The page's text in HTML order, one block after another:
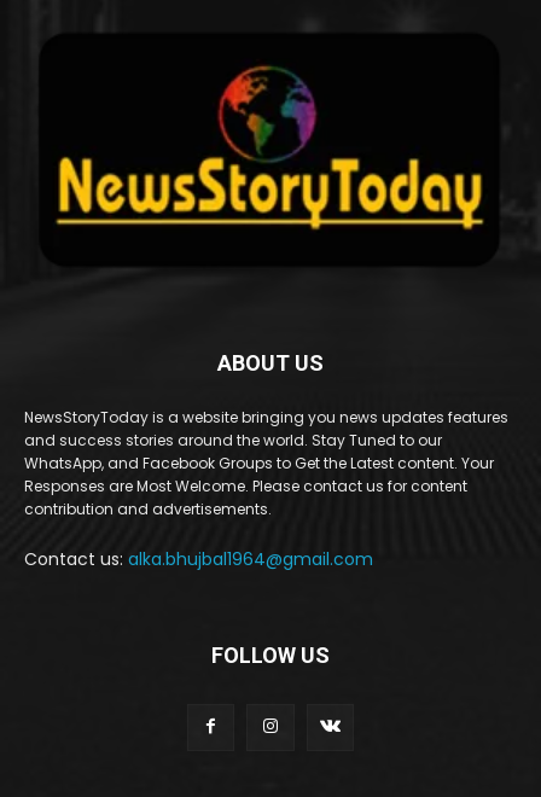
ABOUT US
NewsStoryToday is a website bringing you news updates features
and success stories around the world. Stay Tuned to our
WhatsApp, and Facebook Groups to Get the Latest content. Your
Responses are Most Welcome. Please contact us for content
contribution and advertisements.
Contact us: alka.bhujbal1964@gmail.com
FOLLOW US